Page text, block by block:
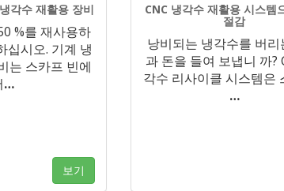
각수 재활용 장비
%를 재사용하
십시오. 기계 냉
는 스카프 빈에
…
보기
CNC 냉각수 재활용 시스템
절감
낭비되는 냉각수를 버
과 돈을 들여 보냅니 까?
각수 리사이클 시스템은
…